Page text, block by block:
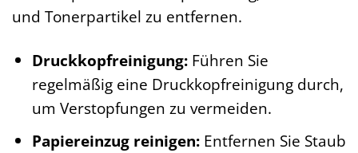
und Tonerpartikel zu entfernen.
Druckkopfreinigung:Führen Sie
regelmäßig eine Druckkopfreinigung durch,
um Verstopfungen zu vermeiden.
Papiereinzug reinigen:Entfernen Sie Staub